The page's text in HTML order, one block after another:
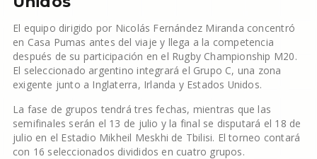
El equipo dirigido por Nicolás Fernández Miranda concentró
en Casa Pumas antes del viaje y llega a la competencia
después de su participación en el Rugby Championship M20.
El seleccionado argentino integrará el Grupo C, una zona
exigente junto a Inglaterra, Irlanda y Estados Unidos.
La fase de grupos tendrá tres fechas, mientras que las
semifinales serán el 13 de julio y la final se disputará el 18 de
julio en el Estadio Mikheil Meskhi de Tbilisi. El torneo contará
con 16 seleccionados divididos en cuatro grupos.